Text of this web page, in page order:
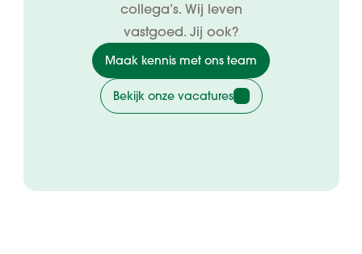
collega’s. Wij leven
vastgoed. Jij ook?
Maak kennis met ons team
Bekijk onze vacatures